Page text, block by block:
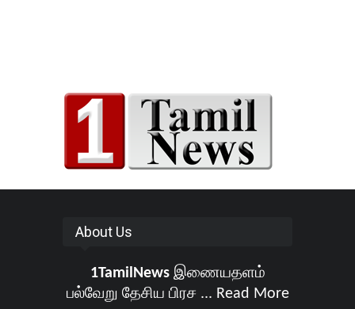
About Us
1TamilNewsஇணையதளம்
பல்வேறு தேசிய பிரச ... Read More